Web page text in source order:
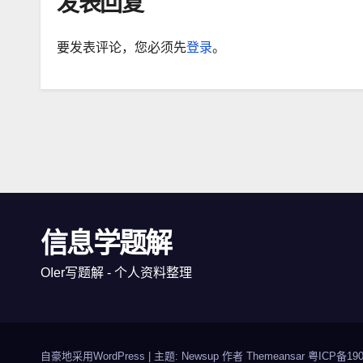
要发表评论，您必须先登录。
信息学题解
OIer写题解 - 个人资料整理
自豪地采用WordPress 主题: Newsup 作者 Themeansar 粤ICP备